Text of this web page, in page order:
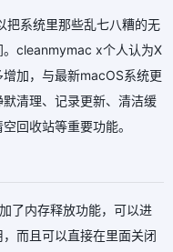
把系统里那些乱七八糟的无
。cleanmymac x个人认为X
加，与最新macOS系统更
清理、记录更新、清洁缓
回收站等重要功能。
了内存释放功能，可以进
而且可以直接在里面关闭